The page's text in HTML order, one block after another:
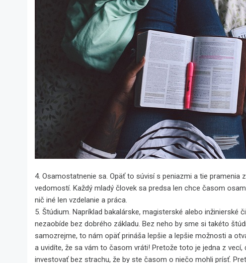
4. Osamostatnenie sa. Opäť to súvisí s peniazmi a tie pramenia
vedomostí. Každý mladý človek sa predsa len chce časom
nič iné len vzdelanie a práca.
5. Štúdium. Napríklad bakalárske, magisterské alebo inžinierské
nezaobíde bez dobrého základu. Bez neho by sme si takéto
samozrejme, to nám opäť prináša lepšie a lepšie možnosti a
a uvidíte, že sa vám to časom vráti! Pretože toto je jedna z
investovať bez strachu, že by ste časom o niečo mohli prísť.